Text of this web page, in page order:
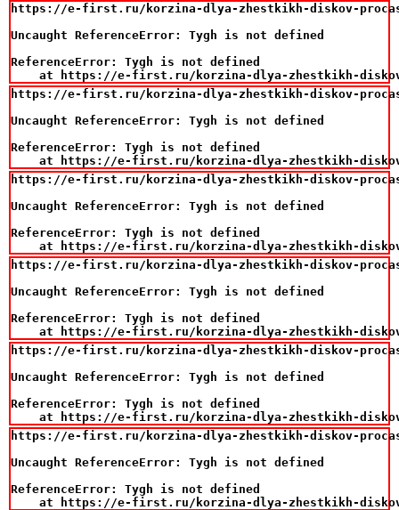
https://e-first.ru/korzina-dlya-zhestkikh-diskov-
Uncaught ReferenceError: Tygh is not defined
ReferenceError: Tygh is not defined
at https://e-first.ru/korzina-dlya-zhestkikh-
https://e-first.ru/korzina-dlya-zhestkikh-diskov-
Uncaught ReferenceError: Tygh is not defined
ReferenceError: Tygh is not defined
at https://e-first.ru/korzina-dlya-zhestkikh-
https://e-first.ru/korzina-dlya-zhestkikh-diskov-
Uncaught ReferenceError: Tygh is not defined
ReferenceError: Tygh is not defined
at https://e-first.ru/korzina-dlya-zhestkikh-
https://e-first.ru/korzina-dlya-zhestkikh-diskov-
Uncaught ReferenceError: Tygh is not defined
ReferenceError: Tygh is not defined
at https://e-first.ru/korzina-dlya-zhestkikh-
https://e-first.ru/korzina-dlya-zhestkikh-diskov-
Uncaught ReferenceError: Tygh is not defined
ReferenceError: Tygh is not defined
at https://e-first.ru/korzina-dlya-zhestkikh-
https://e-first.ru/korzina-dlya-zhestkikh-diskov-
Uncaught ReferenceError: Tygh is not defined
ReferenceError: Tygh is not defined
at https://e-first.ru/korzina-dlya-zhestkikh-